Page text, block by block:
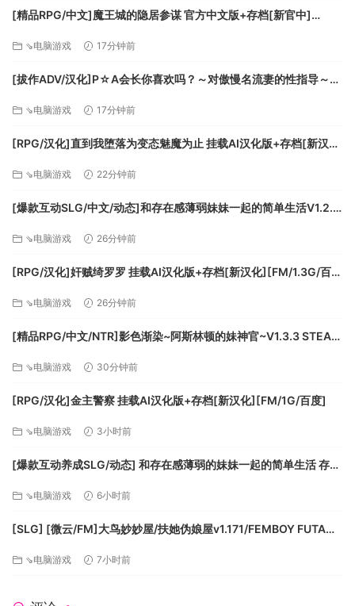
量。您可以使用手工制作家具在您的店铺中制作商品。
当您攒够了足够的资金，您可以决定扩大您的店铺。商店建筑
壁添加瓷砖装饰。墙壁也可以替换为窗户、拱门或门。扩大店
铺也会使您的店铺对客户更具吸引力，因为每件装饰都会让您
将整个空间连接在一起。
但也会让您获得经验，以便您可以创建高于交易商的高质量商
作服装。随着游戏的发展，您会有更多的制作选择。
植物园种植并收获作物。农作物是可以在店铺出售的商品。 如
[精品RPG/中文]魔王城的隐居参谋 官方中文版+存档[新官中]
⇘电脑游戏 17分钟前
[拔作ADV/汉化]P☆A会长你喜欢吗？～对傲慢名流妻的性指导～AI
⇘电脑游戏 17分钟前
[RPG/汉化]直到我堕落为变态魅魔为止 挂载AI汉化版+存档[新汉
⇘电脑游戏 22分钟前
[爆款互动SLG/中文/动态]和存在感薄弱妹妹一起的简单生活V1.2.7
⇘电脑游戏 26分钟前
[RPG/汉化]奸贼绮罗罗 挂载AI汉化版+存档[新汉化][FM/1.3G/百
⇘电脑游戏 26分钟前
[精品RPG/中文/NTR]影色渐染~阿斯林顿的妹神官~V1.3.3 STEAM
[FM/7.5G/百度]
⇘电脑游戏 30分钟前
[RPG/汉化]金主警察 挂载AI汉化版+存档[新汉化][FM/1G/百度]
⇘电脑游戏 3小时前
[爆款互动养成SLG/动态] 和存在感薄弱的妹妹一起的简单生活 存在
rev.2 官方中文步兵版+全cg存档 [PC+安卓]
⇘电脑游戏 6小时前
[SLG] [微云/FM]大鸟妙妙屋/扶她伪娘屋v1.171/FEMBOY FUTA
⇘电脑游戏 7小时前